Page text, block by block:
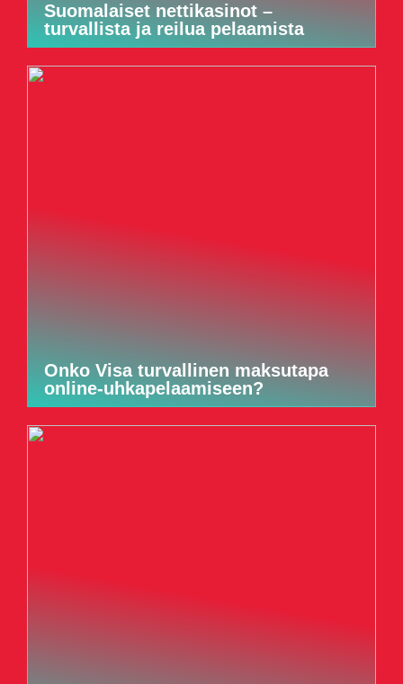
Suomalaiset nettikasinot –
turvallista ja reilua pelaamista
Onko Visa turvallinen maksutapa
online-uhkapelaamiseen?